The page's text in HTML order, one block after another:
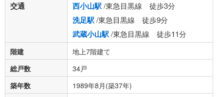
交通 西小山駅/東急目黒線 徒歩3分
洗足駅/東急目黒線 徒歩9分
武蔵小山駅/東急目黒線 徒歩11分
階建
地上7階建て
総戸数
34戸
築年数
1989年8月(築37年)